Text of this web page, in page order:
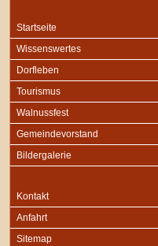
Startseite
Wissenswertes
Dorfleben
Tourismus
Walnussfest
Gemeindevorstand
Bildergalerie
Kontakt
Anfahrt
Sitemap